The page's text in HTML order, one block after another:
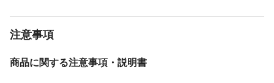
注意事項
商品に関する注意事項・説明書